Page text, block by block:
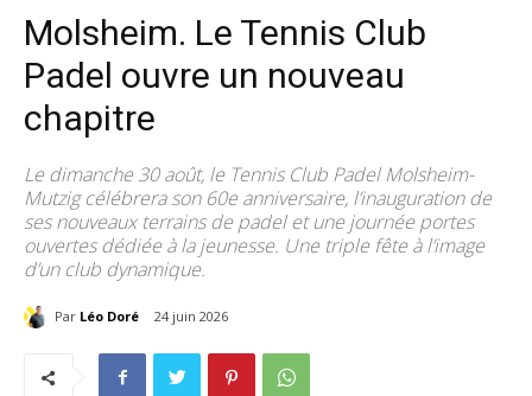
Molsheim. Le Tennis Club
Padel ouvre un nouveau
chapitre
Le dimanche 30 août, le Tennis Club Padel Molsheim-
Mutzig célébrera son 60e anniversaire, l’inauguration de
ses nouveaux terrains de padel et une journée portes
ouvertes dédiée à la jeunesse. Une triple fête à l’image
d’un club dynamique.
Par Léo Doré 24 juin 2026